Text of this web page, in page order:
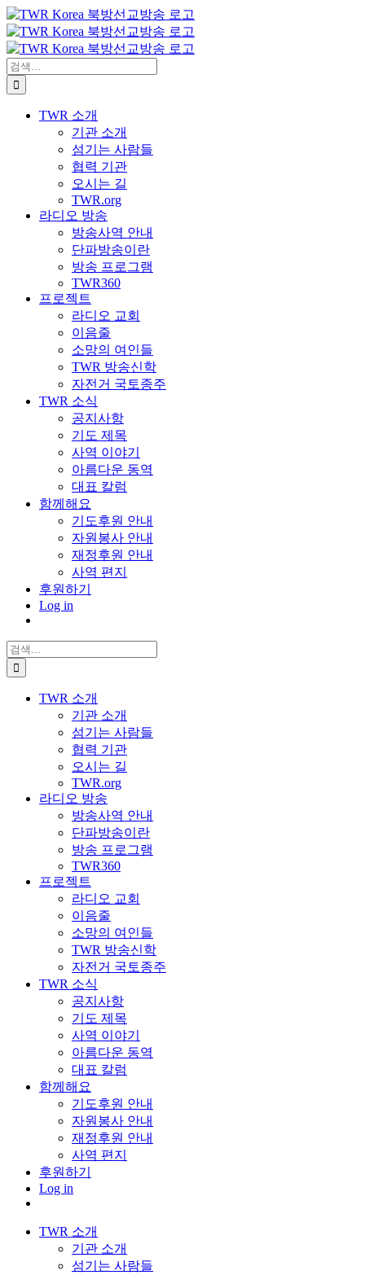
콘
텐
츠
로
건
너
검
색:
TWR 소개
기관 소개
섬기는 사람들
협력 기관
오시는 길
TWR.org
라디오 방송
방송사역 안내
단파방송이란
방송 프로그램
TWR360
프로젝트
라디오 교회
이음줄
소망의 여인들
TWR 방송신학
자전거 국토종주
TWR 소식
공지사항
기도 제목
사역 이야기
아름다운 동역
대표 칼럼
함께해요
기도후원 안내
자원봉사 안내
재정후원 안내
사역 편지
후원하기
Log in
검
색:
TWR 소개
기관 소개
섬기는 사람들
협력 기관
오시는 길
TWR.org
라디오 방송
방송사역 안내
단파방송이란
방송 프로그램
TWR360
프로젝트
라디오 교회
이음줄
소망의 여인들
TWR 방송신학
자전거 국토종주
TWR 소식
공지사항
기도 제목
사역 이야기
아름다운 동역
대표 칼럼
함께해요
기도후원 안내
자원봉사 안내
재정후원 안내
사역 편지
후원하기
Log in
TWR 소개
기관 소개
섬기는 사람들